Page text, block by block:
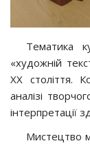
Тематика
«художній
ХХ століття.
аналізі
інтерпретації
Мистецтво